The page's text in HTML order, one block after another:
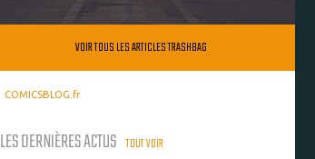
VOIR TOUS LES ARTICLES TRASHBAG
COMICSBLOG.fr
LES DERNIÈRES ACTUS TOUT VOIR